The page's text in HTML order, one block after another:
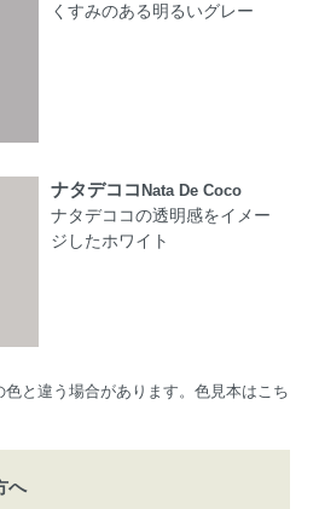
くすみのある明るいグレー
ナタデココ Nata De Coco
ナタデココの透明感をイメー
ジしたホワイト
と違う場合があります。 色見本はこち
へ